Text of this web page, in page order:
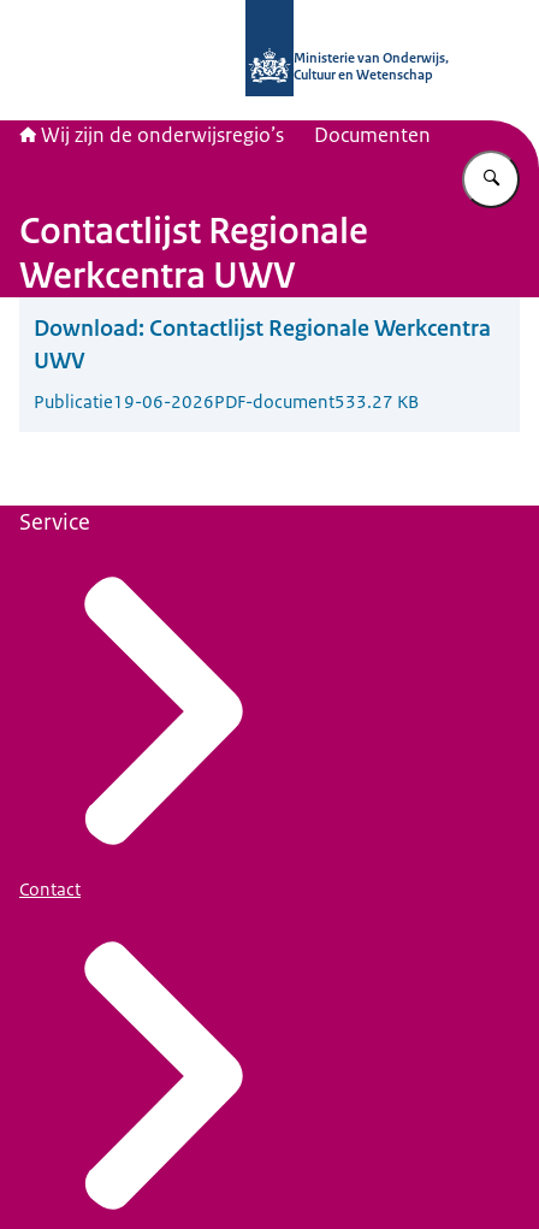
Ministerie van Onderwijs,
Cultuur en Wetenschap
Wij zijn de onderwijsregio’s Documenten
Contactlijst Regionale
Werkcentra UWV
Download: Contactlijst Regionale Werkcentra
UWV
Publicatie19-06-2026PDF-document533.27 KB
Service
Contact